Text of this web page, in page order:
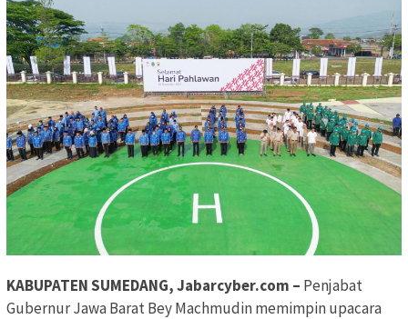
KABUPATEN SUMEDANG, Jabarcyber.com – Penjabat
Gubernur Jawa Barat Bey Machmudin memimpin upacara